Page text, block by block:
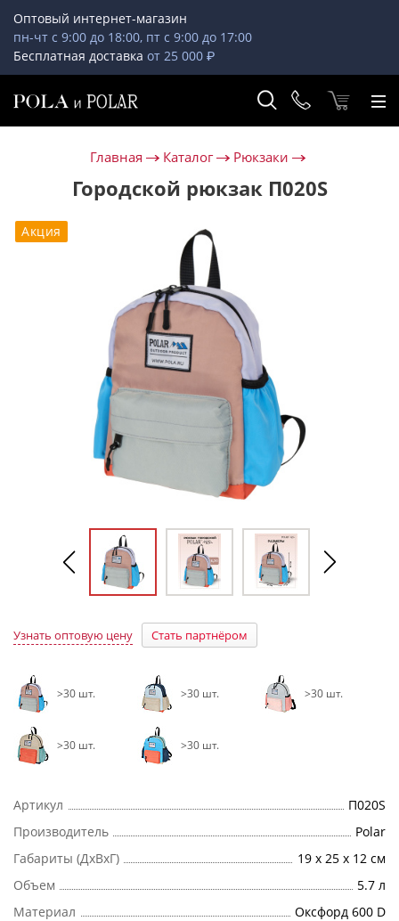
Оптовый интернет-магазин
пн-чт с 9:00 до 18:00, пт с 9:00 до 17:00
Бесплатная доставка от 25 000 ₽
Главная Каталог Рюкзаки
Городской рюкзак П020S
Акция
Узнать оптовую цену Стать партнёром
>30 шт. >30 шт. >30 шт.
>30 шт. >30 шт.
Артикул
П020S
Производитель
Polar
Габариты (ДхВхГ)
19 х 25 х 12 см
Объем
5.7 л
Материал
Оксфорд 600 D